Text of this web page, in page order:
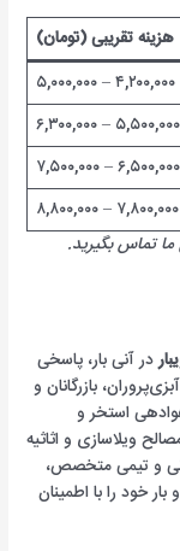
هزینه تقریبی (تومان)
۴,۲۰۰,۰۰۰ – ۵,۰۰۰,۰۰۰
۵,۵۰۰,۰۰۰ – ۶,۳۰۰,۰۰۰
۶,۵۰۰,۰۰۰ – ۷,۵۰۰,۰۰۰
۷,۸۰۰,۰۰۰ – ۸,۸۰۰,۰۰۰
ما تماس بگیرید.
در آنی بار، پاسخی
بازرگانان و
استخر و
ویلا‌سازی و اثاثیه
رایگان ۲۰ میلیون تومانی و تیمی متخصص،
خود را با اطمینان